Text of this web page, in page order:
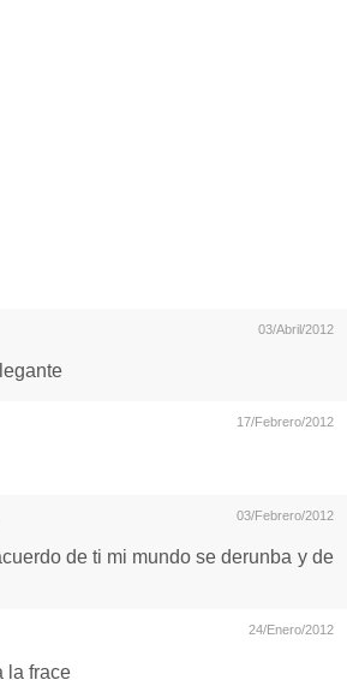
03/Abril/2012
17/Febrero/2012
03/Febrero/2012
de ti mi mundo se derunba y de
24/Enero/2012
la frace